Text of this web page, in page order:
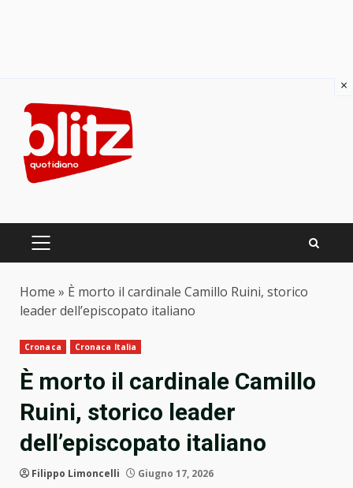
content
PRIMARY
Home » È morto il cardinale Camillo Ruini, storico
leader dell’episcopato italiano
Cronaca Cronaca Italia
È morto il cardinale Camillo
Ruini, storico leader
dell’episcopato italiano
Filippo Limoncelli Giugno 17, 2026
×